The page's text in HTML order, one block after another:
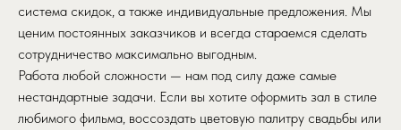
система скидок, а также индивидуальные предложения. Мы
ценим постоянных заказчиков и всегда стараемся сделать
сотрудничество максимально выгодным.
Работа любой сложности — нам под силу даже самые
нестандартные задачи. Если вы хотите оформить зал в стиле
любимого фильма, воссоздать цветовую палитру свадьбы или